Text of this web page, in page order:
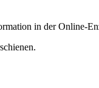
in der Online-